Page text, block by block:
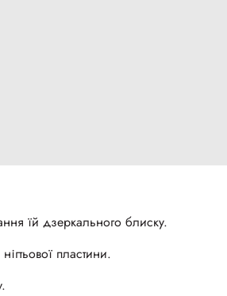
їй дзеркального блиску.
пластини.